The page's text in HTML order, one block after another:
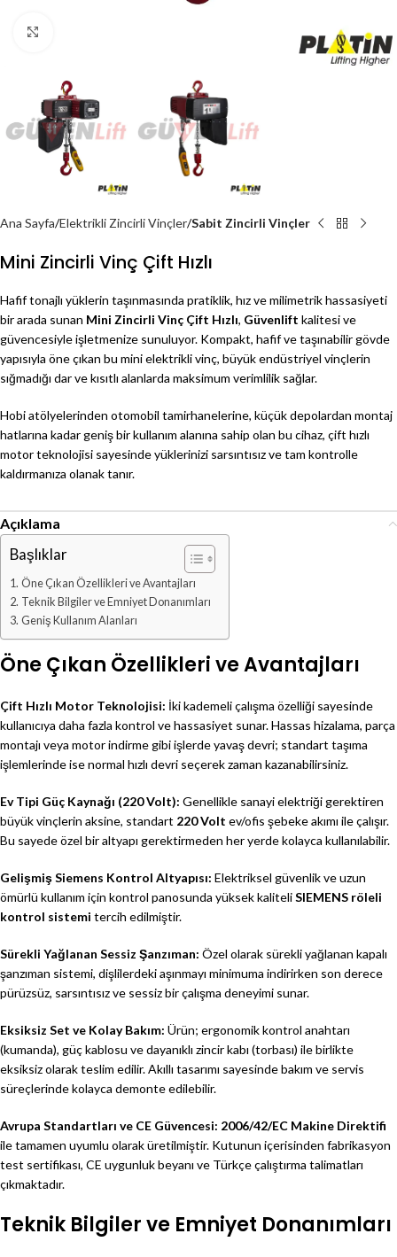
Ana Sayfa Elektrikli Zincirli Vinçler Sabit Zincirli Vinçler
Mini Zincirli Vinç Çift Hızlı
Hafif tonajlı yüklerin taşınmasında pratiklik, hız ve milimetrik hassasiyeti
bir arada sunan Mini Zincirli Vinç Çift Hızlı, Güvenlift kalitesi ve
güvencesiyle işletmenize sunuluyor. Kompakt, hafif ve taşınabilir gövde
yapısıyla öne çıkan bu mini elektrikli vinç, büyük endüstriyel vinçlerin
sığmadığı dar ve kısıtlı alanlarda maksimum verimlilik sağlar.
Hobi atölyelerinden otomobil tamirhanelerine, küçük depolardan montaj
hatlarına kadar geniş bir kullanım alanına sahip olan bu cihaz, çift hızlı
motor teknolojisi sayesinde yüklerinizi sarsıntısız ve tam kontrolle
kaldırmanıza olanak tanır.
Açıklama
Başlıklar
Öne Çıkan Özellikleri ve Avantajları
Teknik Bilgiler ve Emniyet Donanımları
Geniş Kullanım Alanları
Öne Çıkan Özellikleri ve Avantajları
Çift Hızlı Motor Teknolojisi: İki kademeli çalışma özelliği sayesinde
kullanıcıya daha fazla kontrol ve hassasiyet sunar. Hassas hizalama, parça
montajı veya motor indirme gibi işlerde yavaş devri; standart taşıma
işlemlerinde ise normal hızlı devri seçerek zaman kazanabilirsiniz.
Ev Tipi Güç Kaynağı (220 Volt): Genellikle sanayi elektriği gerektiren
büyük vinçlerin aksine, standart 220 Volt ev/ofis şebeke akımı ile çalışır.
Bu sayede özel bir altyapı gerektirmeden her yerde kolayca kullanılabilir.
Gelişmiş Siemens Kontrol Altyapısı: Elektriksel güvenlik ve uzun
ömürlü kullanım için kontrol panosunda yüksek kaliteliSIEMENS röleli
kontrol sistemi tercih edilmiştir.
Sürekli Yağlanan Sessiz Şanzıman: Özel olarak sürekli yağlanan kapalı
şanzıman sistemi, dişlilerdeki aşınmayı minimuma indirirken son derece
pürüzsüz, sarsıntısız ve sessiz bir çalışma deneyimi sunar.
Eksiksiz Set ve Kolay Bakım: Ürün; ergonomik kontrol anahtarı
(kumanda), güç kablosu ve dayanıklı zincir kabı (torbası) ile birlikte
eksiksiz olarak teslim edilir. Akıllı tasarımı sayesinde bakım ve servis
süreçlerinde kolayca demonte edilebilir.
Avrupa Standartları ve CE Güvencesi: 2006/42/EC Makine Direktifi
ile tamamen uyumlu olarak üretilmiştir. Kutunun içerisinden fabrikasyon
test sertifikası, CE uygunluk beyanı ve Türkçe çalıştırma talimatları
çıkmaktadır.
Teknik Bilgiler ve Emniyet Donanımları